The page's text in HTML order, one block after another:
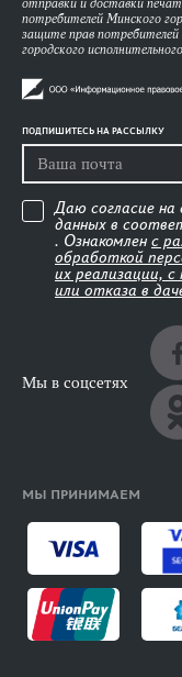
отправки и доставки
потребителей Минского
защите прав потребителей
городского
ПОДПИШИТЕСЬ НА РАССЫЛКУ
Даю согласие на
данных в
. Ознакомлен с
обработкой
их реализации,
или отказа в
Мы в соцсетях
МЫ ПРИНИМАЕМ